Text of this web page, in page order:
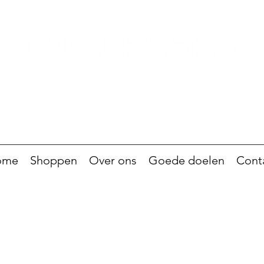
Shoppen Over ons Goede doelen